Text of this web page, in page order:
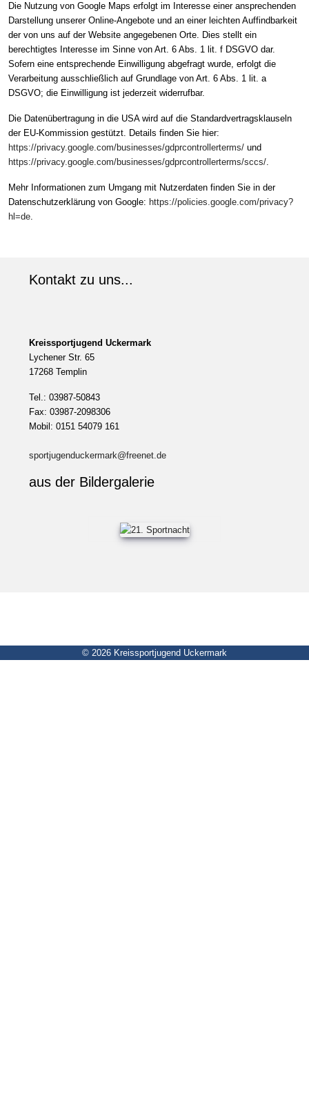
Die Nutzung von Google Maps erfolgt im Interesse einer ansprechenden
Darstellung unserer Online-Angebote und an einer leichten Auffindbarkeit
der von uns auf der Website angegebenen Orte. Dies stellt ein
berechtigtes Interesse im Sinne von Art. 6 Abs. 1 lit. f DSGVO dar.
Sofern eine entsprechende Einwilligung abgefragt wurde, erfolgt die
Verarbeitung ausschließlich auf Grundlage von Art. 6 Abs. 1 lit. a
DSGVO; die Einwilligung ist jederzeit widerrufbar.
Die Datenübertragung in die USA wird auf die Standardvertragsklauseln
der EU-Kommission gestützt. Details finden Sie hier:
https://privacy.google.com/businesses/gdprcontrollerterms/ und
https://privacy.google.com/businesses/gdprcontrollerterms/sccs/.
Mehr Informationen zum Umgang mit Nutzerdaten finden Sie in der
Datenschutzerklärung von Google: https://policies.google.com/privacy?
hl=de.
Kontakt zu uns...
Kreissportjugend Uckermark
Lychener Str. 65
17268 Templin
Tel.: 03987-50843
Fax: 03987-2098306
Mobil: 0151 54079 161
sportjugenduckermark@freenet.de
aus der Bildergalerie
© 2026 Kreissportjugend Uckermark